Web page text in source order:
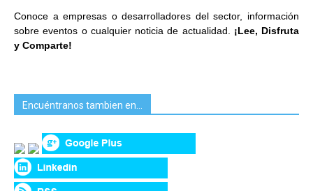
Conoce a empresas o desarrolladores del sector, información
sobre eventos o cualquier noticia de actualidad. ¡Lee, Disfruta
y Comparte!
Encuéntranos tambien en…